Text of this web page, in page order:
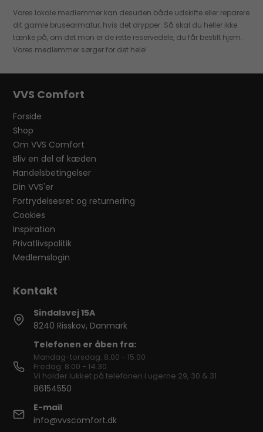
Vores lokale medlemmer kan desuden både udskifte eller reparere
dit gamle brusearmatur, hvis det drypper. Så skal du heller ikke
tænke på, om det mon er de rette reservedele, du får bestilt hjem.
Vores medlemmer sørger for det hele!
VVS Comfort
Forside
Shop
Om VVS Comfort
Bliv en del af kæden
Handelsbetingelser
Din VVS'er
Fortrydelsesret og returnering
Cookies
Inspiration
Privatlivspolitik
Medlemslogin
Sindalsvej 15A
8240 Risskov, Danmark
Telefonen er åben fra:
Mandag-torsdag: 8.00 - 15.00
Fredag: 8.00 - 14.30
Vi holder lukket på telefonen i ugerne 29, 30 & 31
86154550
E-mail
info@vvscomfort.dk